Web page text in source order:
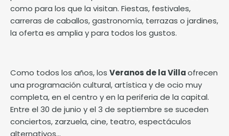
como para los que la visitan. Fiestas, festivales,
carreras de caballos, gastronomía, terrazas o jardines,
la oferta es amplia y para todos los gustos.
Como todos los años, los Veranos de la Villaofrecen
una programación cultural, artística y de ocio muy
completa, en el centro y en la periferia de la capital.
Entre el 30 de junio y el 3 de septiembre se suceden
conciertos, zarzuela, cine, teatro, espectáculos
alternativos...